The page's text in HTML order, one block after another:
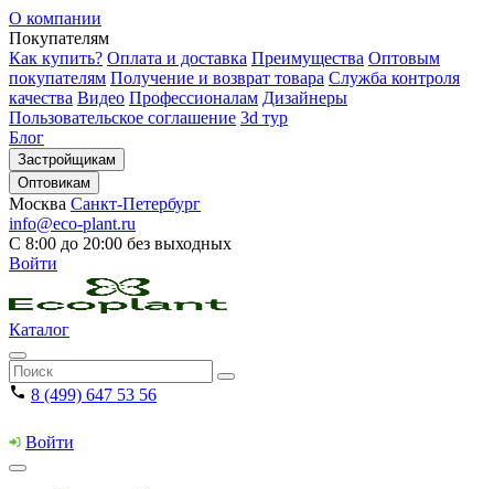
О компании
Покупателям
Как купить? Оплата и доставка Преимущества Оптовым
покупателям Получение и возврат товара Служба контроля
качества Видео Профессионалам Дизайнеры
Пользовательское соглашение 3d тур
Блог
Застройщикам
Оптовикам
Москва Санкт-Петербург
info@eco-plant.ru
С 8:00 до 20:00 без выходных
Войти
Каталог
8 (499) 647 53 56
Войти